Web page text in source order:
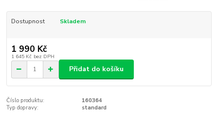
Dostupnost Skladem
1 990 Kč
1 645 Kč bez DPH
Přidat do košíku
Číslo produktu:
160364
Typ dopravy:
standard